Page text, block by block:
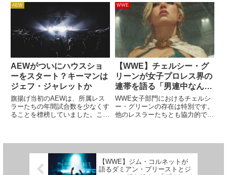
たらしました。そのキャリアには
浮き沈みもありましたが、彼の人
気は正真正銘で、誰とも違うクリ
エイティビティを発揮してファ...
足が報じられることがあります。
最近、AEW初期メンバーのレ
バ・ベイツが契約満了と同時に退
団することが発表されました。彼
女...
AEW
AEWがついにハウスショ
ーをスタート？キーマンは
ジェフ・ジャレットか
旗揚げ当初のAEWは、所属レス
ラーたちの年間試合数を少なくす
ることを標榜していました。これ
でした。しかし、2020年に新...
WWE
【WWE】チェルシー・グ
リーンが女子プロレス界の
連帯を語る「男連中なんて
知るか！誰かを踏み台にす
るのではなく、互いに引き
上げ合うべき」
WWE女子部門におけるチェルシ
ー・グリーンの存在は特別です。
他のレスラーたちとも協力的で、
目標に、様々な場で意見を述べ
て...
【WWE】ジム・コルネットが
語るダミアン・プリーストとジ